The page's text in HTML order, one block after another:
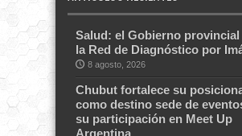
Salud: el Gobierno
la Red de Diagnóstico por
8 agosto, 2026
Chubut fortalece su
como destino sede de
su participación en Meet Up
Argentina